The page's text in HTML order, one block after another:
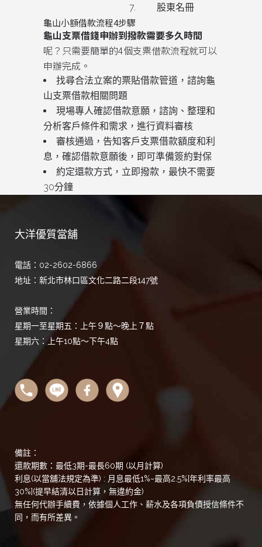
股東名冊
龜山小額借款流程4步驟
龜山支票借錢申辦到撥款需要多久時間
呢？只需要簡單的4個支票借款流程就可以
申辦完成。
找尋合法立案的票貼借款管道，諮詢龜
山支票借款相關問題
現場專人確認借款意願，諮詢、整理和
分析客戶條件和需求，進行資料審核
審核通過，告知客戶支票借款額度和利
息，確認借款意願後，即可準備簽約對保
約定還款方式，立即撥款，最快不需要
30分鐘
大洋優質當舖
電話：02-2602-6866
地址：新北市林口區文化二路二段147號
營業時間：
星期一至星期五：上午９點～晚上７點
星期六：上午10點～下午4點
備註：
還款期數：最低3期-最長60期 (以月計算)
利息(以當舖法規定為準) : 月息最低1%~最高2.5%[年利率最高
30%](提早結清以日計算，無違約金)
無任何代辦手續費，依據個人工作、薪水及各項負債授信條件不
同，而有所差異。